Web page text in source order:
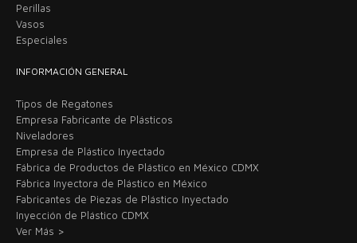
Perillas
Vasos
Especiales
INFORMACIÓN GENERAL
Tipos de Regatones
Empresa Fabricante de Plásticos
Niveladores
Empresa de Plástico Inyectado
Fábrica de Productos de Plástico en México CDMX
Fábrica Inyectora de Plástico en México
Fabricantes de Piezas de Plástico Inyectado
Inyección de Plástico CDMX
Ver Más >